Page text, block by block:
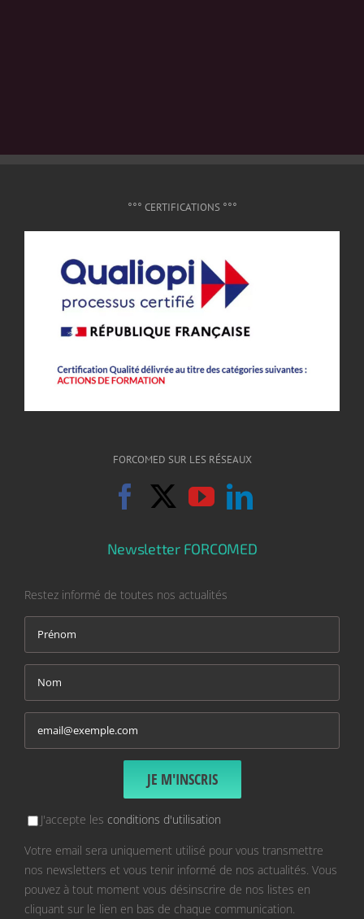
°°° CERTIFICATIONS °°°
FORCOMED SUR LES RÉSEAUX
Newsletter FORCOMED
Restez informé de toutes nos actualités
J'accepte les conditions d'utilisation
Votre email sera uniquement utilisé pour vous transmettre
nos newsletters et vous tenir informé de nos actualités. Vous
pouvez à tout moment vous désinscrire de nos listes en
cliquant sur le lien en bas de chaque communication.